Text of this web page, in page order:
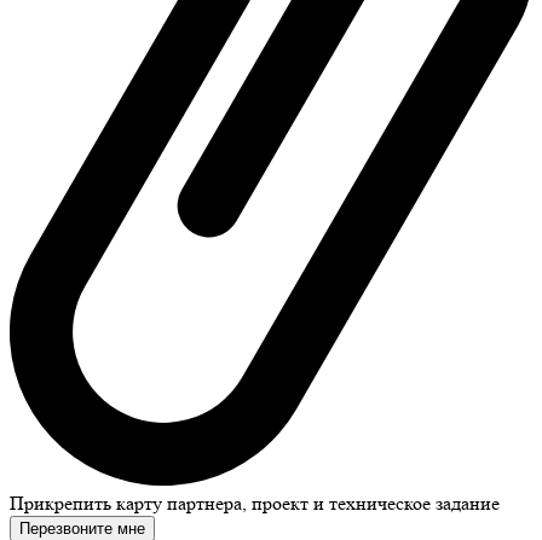
Прикрепить карту партнера, проект и техническое задание
Перезвоните мне